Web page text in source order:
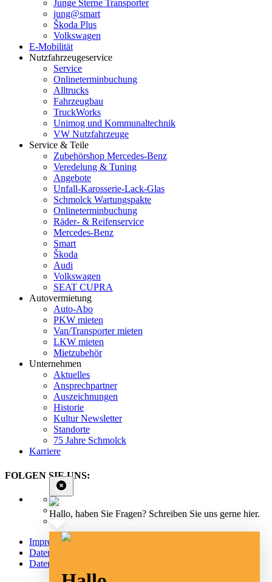
Junge Sterne Transporter
jung@smart
Škoda Plus
Volkswagen
E-Mobilität
Nutzfahrzeugeservice
Service
Onlineterminbuchung
Alltrucks
Fahrzeugbau
TruckWorks
Unimog und Kommunaltechnik
VW Nutzfahrzeuge
Service & Teile
Zubehörshop Mercedes-Benz
Veredelung & Tuning
Angebote
Unfall-Karosserie-Lack-Glas
Schmolck Wartungspakte
Onlineterminbuchung
Räder- & Reifenservice
Mercedes-Benz
Smart
Škoda
Audi
Volkswagen
SEAT CUPRA
Autovermietung
Auto-Abo
PKW mieten
Van/Transporter mieten
LKW mieten
Mietzubehör
Unternehmen
Aktuelles
Ansprechpartner
Auszeichnungen
Historie
Kultur Newsletter
Standorte
75 Jahre Schmolck
Karriere
FOLGEN SIE UNS:
Impressum
Datenschutz
Datenschutz Social Media
Hallo, haben Sie Fragen? Schreiben Sie uns gerne hier.